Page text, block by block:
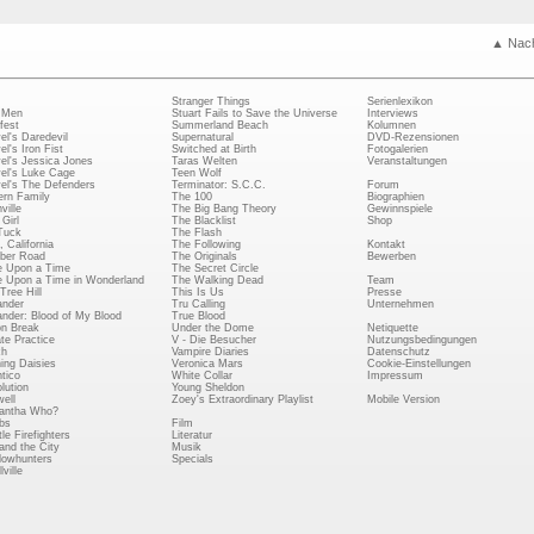
▲
Daredevil
Iron Fist
Jessica Jones
Luke Cage
The Defenders
Family
California
Road
Upon a Time
Upon a Time in Wonderland
Hill
Blood of My Blood
Break
Practice
Daisies
Who?
Firefighters
the City
Stranger Things
Stuart Fails to Save the Universe
Summerland Beach
Supernatural
Switched at Birth
Taras Welten
Teen Wolf
Terminator: S.C.C.
The 100
The Big Bang Theory
The Blacklist
The Flash
The Following
The Originals
The Secret Circle
The Walking Dead
This Is Us
Tru Calling
True Blood
Under the Dome
V - Die Besucher
Vampire Diaries
Veronica Mars
White Collar
Young Sheldon
Zoey's Extraordinary Playlist
Film
Literatur
Musik
Specials
Serienlexikon
Interviews
Kolumnen
DVD-Rezensionen
Fotogalerien
Veranstaltungen
Forum
Biographien
Gewinnspiele
Shop
Kontakt
Bewerben
Team
Presse
Unternehmen
Netiquette
Nutzungsbedingungen
Datenschutz
Cookie-Einstellungen
Impressum
Mobile Version